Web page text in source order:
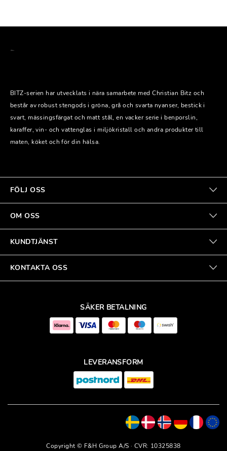
BITZ-serien har utvecklats i nära samarbete med Christian Bitz och
består av robust stengods i gröna, grå och svarta nyanser, bestick i
svart, mässingsfärgat och matt stål, en vacker serie i benporslin,
karaffer, vin- och vattenglas i miljökristall och andra produkter till
maten, köket och för din hälsa.
FÖLJ OSS
OM OSS
KUNDTJÄNST
KONTAKTA OSS
SÄKER BETALNING
LEVERANSFORM
Copyright © F&H Group A/S · CVR: 10325838